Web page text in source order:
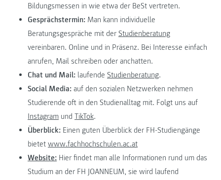
Bildungsmessen in wie etwa der BeSt vertreten.
Gesprächstermin: Man kann individuelle
Beratungsgespräche mit der Studienberatung
vereinbaren. Online und in Präsenz. Bei Interesse einfach
anrufen, Mail schreiben oder anchatten.
Chat und Mail: laufende Studienberatung.
Social Media: auf den sozialen Netzwerken nehmen
Studierende oft in den Studienalltag mit. Folgt uns auf
Instagram und TikTok.
Überblick: Einen guten Überblick der FH-Studiengänge
bietet www.fachhochschulen.ac.at
Website: Hier findet man alle Informationen rund um das
Studium an der FH JOANNEUM, sie wird laufend